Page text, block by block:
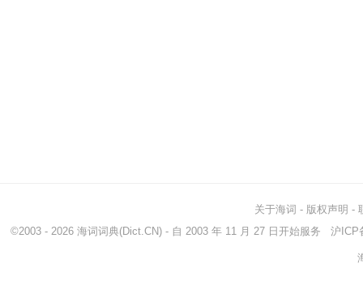
关于海词 - 版权声明 -
©2003 - 2026 海词词典(Dict.CN) - 自 2003 年 11 月 27 日开始服务 沪ICP